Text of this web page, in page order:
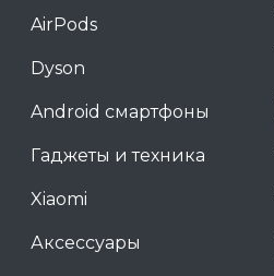
AirPods
Dyson
Android смартфоны
Гаджеты и техника
Xiaomi
Аксессуары